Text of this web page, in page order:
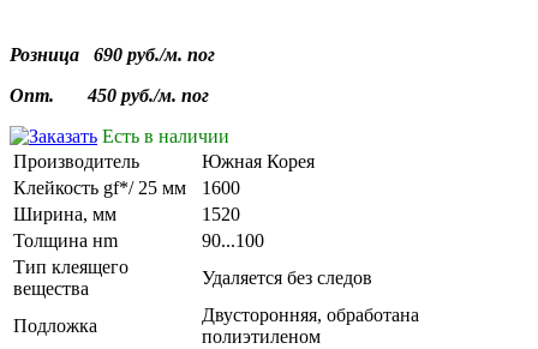
Розница 690 руб./м. пог
Опт.
450 руб./м. пог
Есть в наличии
Производитель
Южная Корея
Клейкость gf*/ 25 мм
1600
Ширина, мм
1520
Толщина нm
90...100
Тип клеящего
вещества
Удаляется без следов
Подложка
Двусторонняя, обработана
полиэтиленом